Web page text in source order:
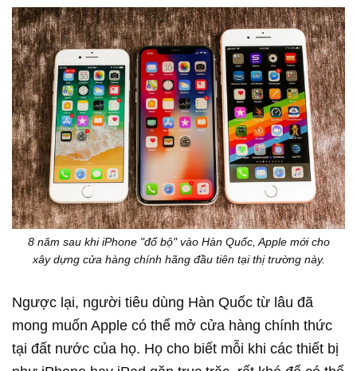
8 năm sau khi iPhone "đổ bộ" vào Hàn Quốc, Apple mới cho
xây dựng cửa hàng chính hãng đầu tiên tại thị trường này.
Ngược lại, người tiêu dùng Hàn Quốc từ lâu đã
mong muốn Apple có thể mở cửa hàng chính thức
tại đất nước của họ. Họ cho biết mỗi khi các thiết bị